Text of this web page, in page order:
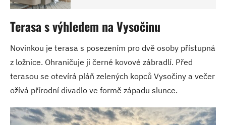
Terasa s výhledem na Vysočinu
Novinkou je terasa s posezením pro dvě osoby přístupná
z ložnice. Ohraničuje ji černé kovové zábradlí. Před
terasou se otevírá pláň zelených kopců Vysočiny a večer
ožívá přírodní divadlo ve formě západu slunce.